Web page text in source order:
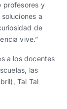
profesores y
a
de
vive.”
a los docentes
las
Tal Tal